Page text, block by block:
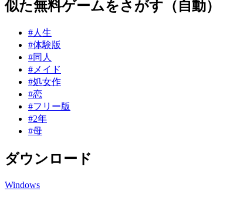
似た無料ゲームをさがす（自動）
#人生
#体験版
#同人
#メイド
#処女作
#恋
#フリー版
#2年
#母
ダウンロード
Windows